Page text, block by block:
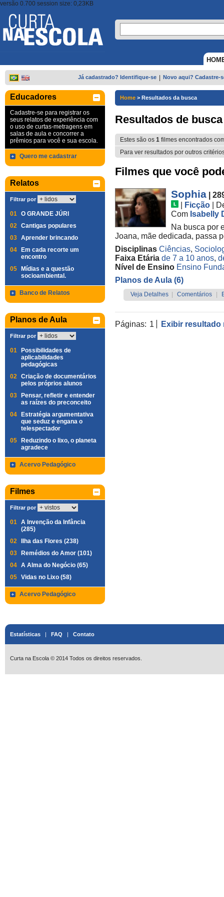
versão 0.700 session size: 0,23KB
Já cadastrado? Identifique-se Novo aqui? Cadastre-
Educadores
Cadastre-se para registrar os
seus relatos de experiência com
o uso de curtas-metragens em
salas de aula e concorrer a
prêmios para você e sua escola.
Quero me cadastrar
Relatos
Filtrar por
01 O GRANDE JÚRI
02 Cantigas populares
03 Aprender brincando
04
Em cada recorte um
encontro
05
Mídias e a questão
socioambiental.
Banco de Relatos
Planos de Aula
Filtrar por
01
Possibilidades de
aplicabilidades
pedagógicas
02 Criação de documentários
pelos próprios alunos
03
Pensar, refletir e entender
as raízes do preconceito
04
Estratégia argumentativa
que seduz e engana o
telespectador
05
Reduzindo o lixo, o planeta
agradece
Acervo Pedagógico
Filmes
Filtrar por
01 A Invenção da Infância
(285)
02
Ilha das Flores (238)
03
Remédios do Amor (101)
04 A Alma do Negócio (65)
05 Vidas no Lixo (58)
Acervo Pedagógico
Home > Resultados da busca
Resultados de busca
Estes são os 1 filmes encontrados
Para ver resultados por outros
Filmes que você
Sophia
|
Ficção
Com Isabelly
Na busca por
Joana, mãe dedicada, passa
Disciplinas Ciências,
Faixa Etária de 7 a 10 anos,
Nível de Ensino Ensino
Planos de Aula (6)
Veja Detalhes Comentários
Páginas: 1 Exibir resultado
Estatísticas | FAQ | Contato
Curta na Escola © 2014 Todos os direitos reservados.